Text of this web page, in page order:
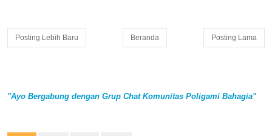
Posting Lebih Baru Posting Lama
Beranda
"Ayo Bergabung dengan Grup Chat Komunitas Poligami Bahagia"